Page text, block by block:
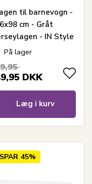
til barnevogn -
cm - Gråt
- IN Style
til
På lager
DKK
Læg i kurv
SPAR 45%